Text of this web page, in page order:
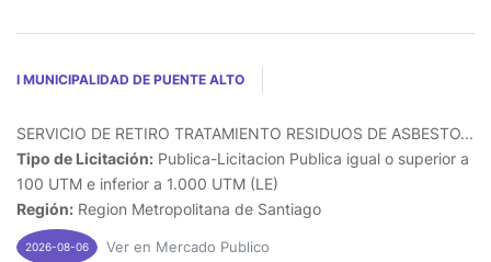
I MUNICIPALIDAD DE PUENTE ALTO
SERVICIO DE RETIRO TRATAMIENTO RESIDUOS DE ASBESTO...
Tipo de Licitación: Publica-Licitacion Publica igual o superior a
100 UTM e inferior a 1.000 UTM (LE)
Región: Region Metropolitana de Santiago
2026-08-06 Ver en Mercado Publico